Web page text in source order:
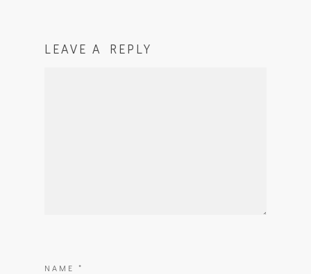
LEAVE A REPLY
NAME *